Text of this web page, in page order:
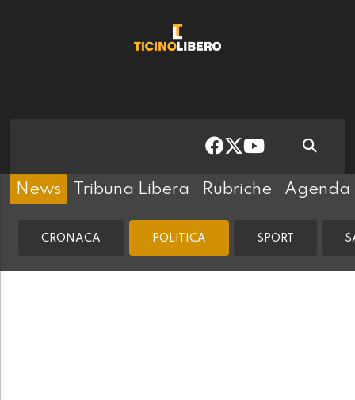
News Tribuna Libera Rubriche Agenda
CRONACA POLITICA SPORT